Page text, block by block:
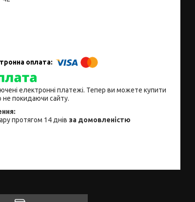
електронні платежі. Тепер ви можете купити
не покидаючи сайту.
протягом 14 днів за домовленістю